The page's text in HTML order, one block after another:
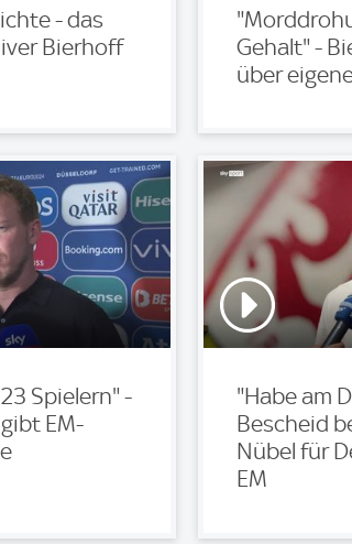
- das
Bierhoff
Gehalt" -
über
Spielern" -
EM-
"Habe am
Bescheid
Nübel für
EM